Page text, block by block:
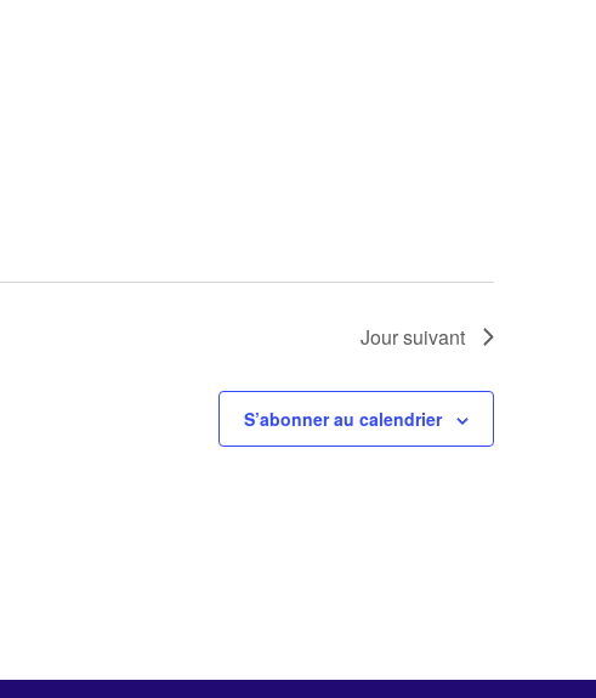
Jour suivant
S’abonner au calendrier